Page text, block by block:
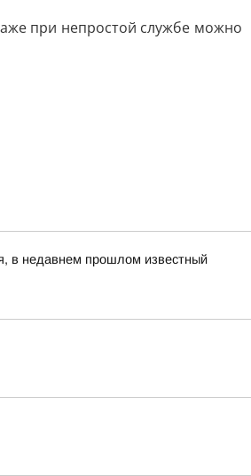
при непростой службе можно
в недавнем прошлом известный